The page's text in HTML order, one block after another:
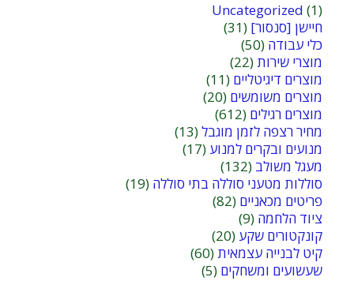
Uncategorized (1)
חיישן [סנסור] (31)
כלי עבודה (50)
מוצרי שירות(22)
מוצרים דיגיטליים (11)
מוצרים משומשים (20)
מוצרים רגילים (612)
מחיר רצפה לזמן מוגבל(13)
מנועים ובקרים למנוע (17)
מעגל משולב (132)
סוללות מטעני סוללה בתי סוללה (19)
פריטים מכאניים (82)
ציוד הלחמה (9)
קונקטורים שקע (20)
קיט לבנייה עצמאית(60)
שעשועים ומשחקים (5)